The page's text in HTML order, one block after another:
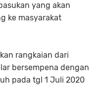
yang akan
ke masyarakat
rangkaian dari
bersempena dengan
pada tgl 1 Juli 2020